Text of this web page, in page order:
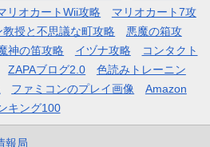
リオカートWii攻略
マリオカート7攻
教授と不思議な町攻略
悪魔の箱攻
神の笛攻略 イヅナ攻略
コンタクト
ZAPAブログ2.0
色読みトレーニン
ファミコンのプレイ画像
Amazon
キング100
報局